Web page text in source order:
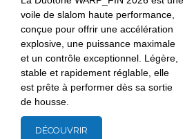
voile de slalom haute performance,
conçue pour offrir une accélération
explosive, une puissance maximale
et un contrôle exceptionnel. Légère,
stable et rapidement réglable, elle
est prête à performer dès sa sortie
de housse.
DÉCOUVRIR